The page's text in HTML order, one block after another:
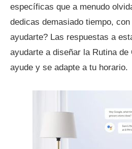
específicas que a menudo
dedicas demasiado tiempo,
ayudarte? Las respuestas a
ayudarte a diseñar la Rutina de
ayude y se adapte a tu horario.